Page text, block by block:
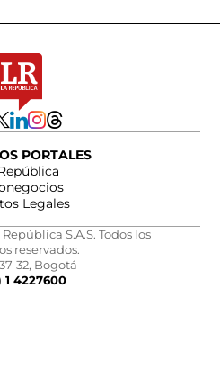
PORTALES
Legales
S.A.S. Todos los
reservados.
32, Bogotá
1 4227600